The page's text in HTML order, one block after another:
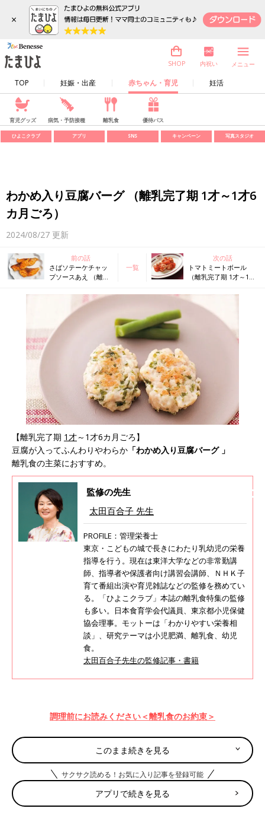
×
TOP 妊娠・出産 赤ちゃん・育児 妊活
SHOP 内祝い メニュー
育児グッズ 病気・予防接種 離乳食 優待パス
ひよこクラブ アプリ SNS キャンペーン 写真スタジオ
わかめ入り豆腐バーグ （離乳完了期 1才～1才6
カ月ごろ）
2024/08/27 更新
前の話
さばソテーケチャッ
プソースあえ （離乳
月ごろ）
一覧
次の話
トマトミートボール
（離乳完了期 1才～1才
【離乳完了期 1才～1才6カ月ごろ】
豆腐が入ってふんわりやわらか 「わかめ入り豆腐バーグ 」
離乳食の主菜におすすめ。
監修の先生
太田百合子 先生
PROFILE：管理栄養士
東京・こどもの城で長きにわたり乳幼児の栄養
指導を行う。現在は東洋大学などの非常勤講
師、指導者や保護者向け講習会講師、ＮＨＫ子
育て番組出演や育児雑誌などの監修を務めてい
る。「ひよこクラブ」本誌の離乳食特集の監修
も多い。日本食育学会代議員、東京都小児保健
協会理事。モットーは「わかりやすい栄養相
談」、研究テーマは小児肥満、離乳食、幼児
食。
太田百合子先生の監修記事・書籍
調理前にお読みください＜離乳食のお約束＞
離乳食の「下ごしらえ」の方法はここから確認してください
わかめ入り豆腐バーグ レシピ
このまま続きを見る
サクサク読める！お気に入り記事を登録可能
アプリで続きを見る